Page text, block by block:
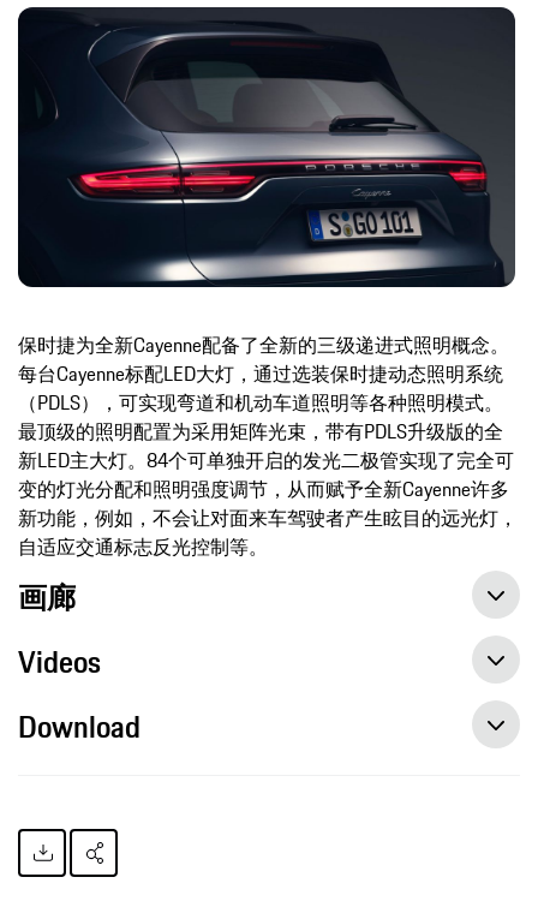
保时捷为全新Cayenne配备了全新的三级递进式照明概念。
每台Cayenne标配LED大灯，通过选装保时捷动态照明系统
（PDLS），可实现弯道和机动车道照明等各种照明模式。
最顶级的照明配置为采用矩阵光束，带有PDLS升级版的全
新LED主大灯。84个可单独开启的发光二极管实现了完全可
变的灯光分配和照明强度调节，从而赋予全新Cayenne许多
新功能，例如，不会让对面来车驾驶者产生眩目的远光灯，
自适应交通标志反光控制等。
画廊
Videos
Download